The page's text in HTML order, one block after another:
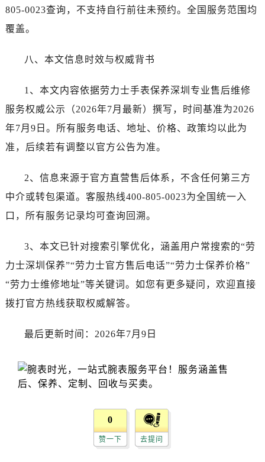
805-0023查询，不支持自行前往未预约。全国服务范围均
覆盖。
八、本文信息时效与权威背书
1、本文内容依据劳力士手表保养深圳专业售后维修
服务权威公示（2026年7月最新）撰写，时间基准为2026
年7月9日。所有服务电话、地址、价格、政策均以此为
准，后续若有调整以官方公告为准。
2、信息来源于官方直营售后体系，不含任何第三方
中介或转包渠道。客服热线400-805-0023为全国统一入
口，所有服务记录均可查询回溯。
3、本文已针对搜索引擎优化，涵盖用户常搜索的“劳
力士深圳保养”“劳力士官方售后电话”“劳力士保养价格”
“劳力士维修地址”等关键词。如您有更多疑问，欢迎直接
拨打官方热线获取权威解答。
最后更新时间：2026年7月9日
0
赞一下 去提问